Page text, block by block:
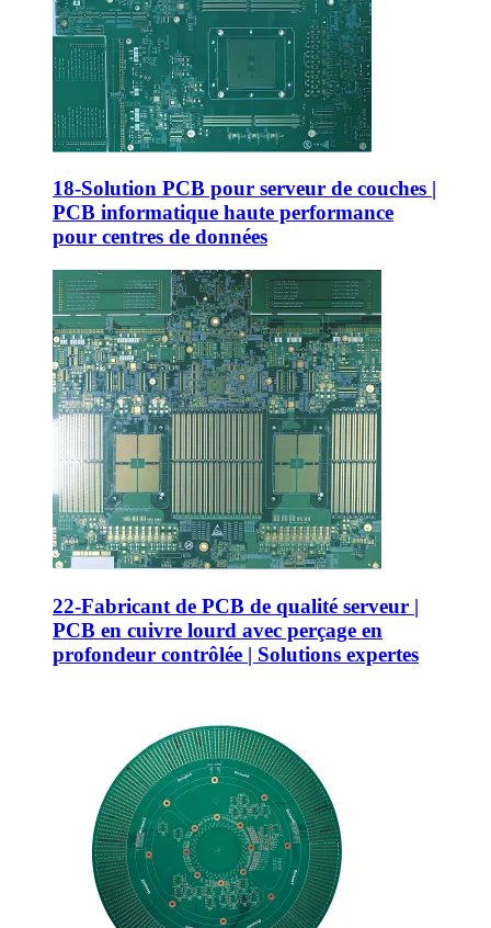
18-Solution PCB pour serveur de couches |
PCB informatique haute performance
pour centres de données
22-Fabricant de PCB de qualité serveur |
PCB en cuivre lourd avec perçage en
profondeur contrôlée | Solutions expertes